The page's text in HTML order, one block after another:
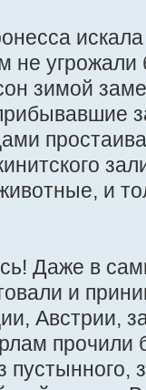
не
зимой
и
Даже в
и
Австрии,
прочили